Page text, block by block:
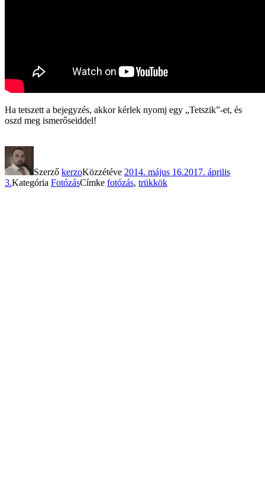
Ha tetszett a bejegyzés, akkor kérlek nyomj egy „Tetszik”-et, és
oszd meg ismerőseiddel!
Szerző kerzoKözzétéve 2014. május 16.2017. április
3.Kategória FotózásCímke fotózás, trükkök